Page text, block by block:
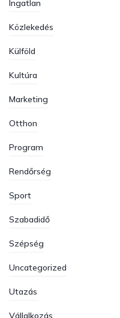
Ingatlan
Közlekedés
Külföld
Kultúra
Marketing
Otthon
Program
Rendőrség
Sport
Szabadidő
Szépség
Uncategorized
Utazás
Vállalkozás